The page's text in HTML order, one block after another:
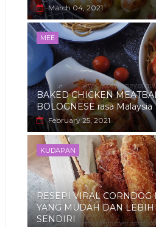
March 04, 2021
MEE
BAKED CHICKEN
BOLOGNESE rasa Malaysia
February 25, 2021
KUDAPAN
RESEPI VIRAL CORNDOG
YANG MUDAH DAN LEBIH
SENDIRI